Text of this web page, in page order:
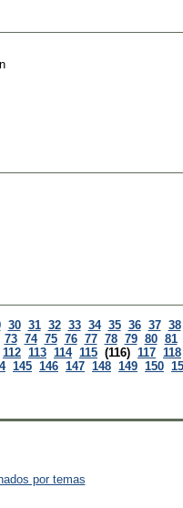
30 31 32 33 34 35 36 37 38
73 74 75 76 77 78 79 80 81
112 113 114 115 (116) 117 118
145 146 147 148 149 150
por temas